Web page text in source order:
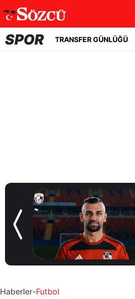
SPOR TRANSFER GÜNLÜĞÜ
Transfer Günlüğü
Serdar Dursun'un
yeni adresi belli
oldu
1 gün önce
Haberler-Futbol